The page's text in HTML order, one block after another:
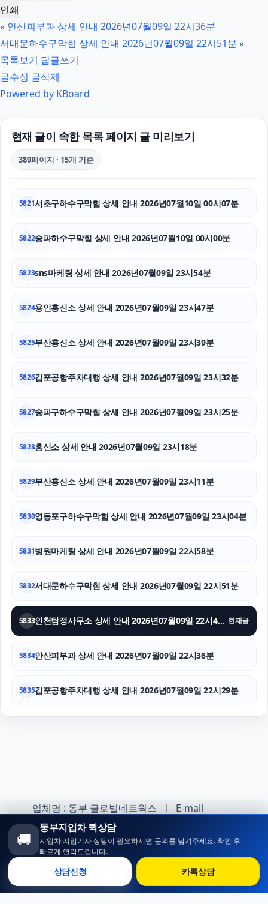
은평구하수구막힘
부산휴대폰성지
인천형사전문변호사
동대문하수구막힘
서울마약변호사
인스타그램 좋아요 늘리기
용인이혼변호사
인쇄
« 안산피부과 상세 안내 2026년07월09일 22시36분
서대문하수구막힘 상세 안내 2026년07월09일 22시51분 »
목록보기 답글쓰기
글수정 글삭제
Powered by KBoard
현재 글이 속한 목록 페이지 글 미리보기
389페이지 · 15개 기준
5821서초구하수구막힘 상세 안내 2026년07월10일 00시07분
5822송파하수구막힘 상세 안내 2026년07월10일 00시00분
5823sns마케팅 상세 안내 2026년07월09일 23시54분
5824용인흥신소 상세 안내 2026년07월09일 23시47분
5825부산흥신소 상세 안내 2026년07월09일 23시39분
5826김포공항주차대행 상세 안내 2026년07월09일 23시32분
5827송파구하수구막힘 상세 안내 2026년07월09일 23시25분
5828흥신소 상세 안내 2026년07월09일 23시18분
5829부산흥신소 상세 안내 2026년07월09일 23시11분
5830영등포구하수구막힘 상세 안내 2026년07월09일 23시04분
5831병원마케팅 상세 안내 2026년07월09일 22시58분
5832서대문하수구막힘 상세 안내 2026년07월09일 22시51분
5833 인천탐정사무소 상세 안내 2026년07월09일 22시43분 현재글
5834안산피부과 상세 안내 2026년07월09일 22시36분
5835김포공항주차대행 상세 안내 2026년07월09일 22시29분
업체명 : 동부 글로벌네트웍스 ㅣ E-mail
:minhoh1@naver.com
카카오톡 오픈채팅 :
https://open.kakao.com/o/sqlsXOji
Copyright ⓒ 동부 지입차 All rights reserved.
🚚
동부지입차 퀵상담
지입차·지입기사 상담이 필요하시면 문의를 남겨주세요. 확인 후
빠르게 연락드립니다.
상담신청 카톡상담